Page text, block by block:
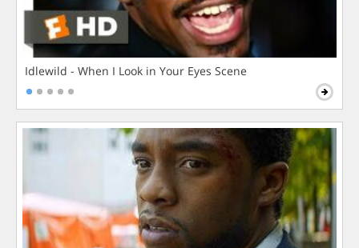
Idlewild - When I Look in Your Eyes Scene